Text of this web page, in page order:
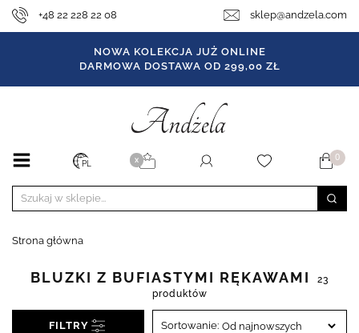
+48 22 228 22 08 sklep@andzela.com
NOWA KOLEKCJA JUŻ ONLINE
DARMOWA DOSTAWA OD 299,00 ZŁ
PL X 0
Strona główna
BLUZKI Z BUFIASTYMI RĘKAWAMI
23
produktów
FILTRY Sortowanie: